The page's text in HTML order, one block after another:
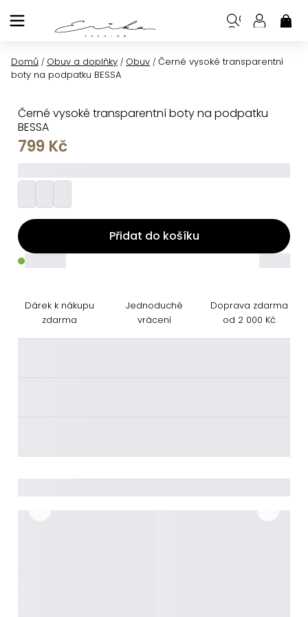
na
Domů / Obuv a doplňky / Obuv / Černé vysoké transparentní
boty na podpatku BESSA
Černé vysoké transparentní boty na podpatku
BESSA
799 Kč
Přidat do košíku
Dárek k nákupu
zdarma
Jednoduché
vrácení
Doprava zdarma
od 2 000 Kč